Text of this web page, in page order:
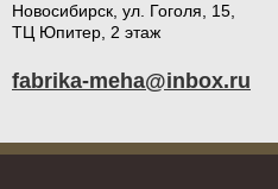
Новосибирск, ул. Гоголя, 15,
ТЦ Юпитер, 2 этаж
fabrika-meha@inbox.ru